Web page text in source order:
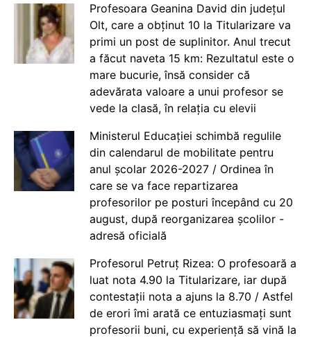
Profesoara Geanina David din județul
Olt, care a obținut 10 la Titularizare va
primi un post de suplinitor. Anul trecut
a făcut naveta 15 km: Rezultatul este o
mare bucurie, însă consider că
adevărata valoare a unui profesor se
vede la clasă, în relația cu elevii
Ministerul Educației schimbă regulile
din calendarul de mobilitate pentru
anul școlar 2026-2027 / Ordinea în
care se va face repartizarea
profesorilor pe posturi începând cu 20
august, după reorganizarea școlilor -
adresă oficială
Profesorul Petruț Rizea: O profesoară a
luat nota 4.90 la Titularizare, iar după
contestații nota a ajuns la 8.70 / Astfel
de erori îmi arată ce entuziasmați sunt
profesorii buni, cu experiență să vină la